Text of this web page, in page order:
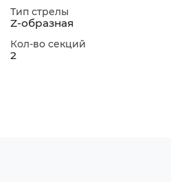
Тип стрелы
Z-образная
Кол-во секций
2